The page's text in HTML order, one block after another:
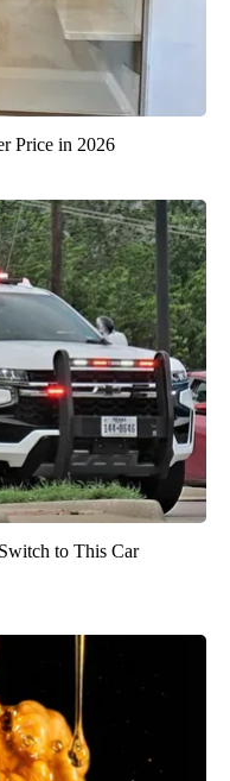
Price in 2026
to This Car